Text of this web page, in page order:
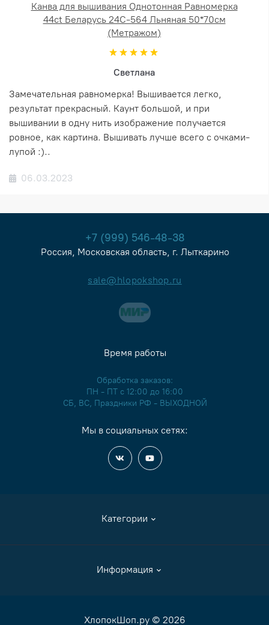
Канва для вышивания Однотонная Равномерка
44ct Беларусь 24С-564 Льняная 50*70см
(Метражом)
Светлана
Замечательная равномерка! Вышивается легко,
результат прекрасный. Каунт большой, и при
вышивании в одну нить изображение получается
ровное, как картина. Вышивать лучше всего с очками-
лупой :)..
06.03.2023
+7 (999) 546-48-38
Россия, Московская область, г. Лыткарино
sale@hlopokshop.ru
Категории
Аксессуары
Информация
Как сделать заказ
Время работы
Обработка заказов:
ПН - ПТ с 12:00 до 16:00
СБ, ВС, Праздники РФ - ВЫХОДНОЙ
Мы в социальных сетях:
ХлопокШоп.ру © 2026